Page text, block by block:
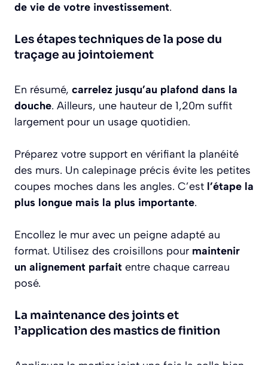
de vie de votre investissement.
Les étapes techniques de la pose du
traçage au jointoiement
En résumé, carrelez jusqu’au plafond dans la
douche. Ailleurs, une hauteur de 1,20m suffit
largement pour un usage quotidien.
Préparez votre support en vérifiant la planéité
des murs. Un calepinage précis évite les petites
coupes moches dans les angles. C’est l’étape la
plus longue mais la plus importante.
Encollez le mur avec un peigne adapté au
format. Utilisez des croisillons pour maintenir
un alignement parfait entre chaque carreau
posé.
La maintenance des joints et
l’application des mastics de finition